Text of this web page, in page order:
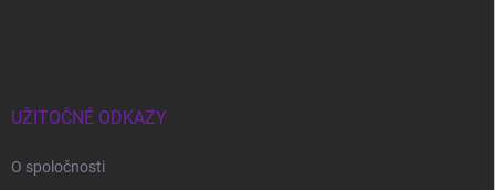
UŽITOČNÉ ODKAZY
O spoločnosti